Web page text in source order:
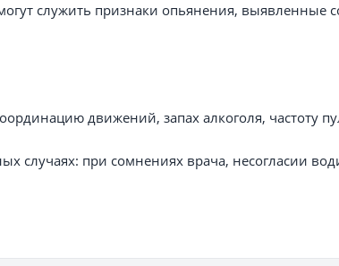
служить признаки опьянения, выявленные
движений, запах алкоголя, частоту
случаях: при сомнениях врача, несогласии